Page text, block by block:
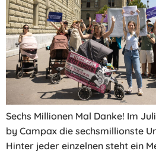
Sechs Millionen Mal Danke! Im
by Campax die sechsmillionste
Hinter jeder einzelnen steht ein